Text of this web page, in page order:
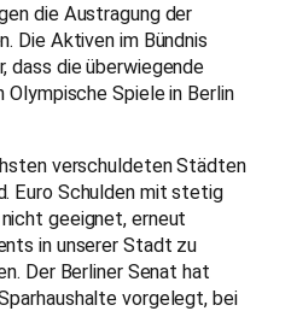
die Austragung der
Die Aktiven im Bündnis
dass die überwiegende
Olympische Spiele in Berlin
verschuldeten Städten
Euro Schulden mit stetig
geeignet, erneut
in unserer Stadt zu
Der Berliner Senat hat
vorgelegt, bei